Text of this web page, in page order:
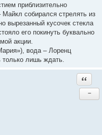
приблизительно
Майкл собирался стрелять из
вырезанный кусочек стекла
его покинуть буквально
акции.
вода – Лоренц
только лишь ждать.
−